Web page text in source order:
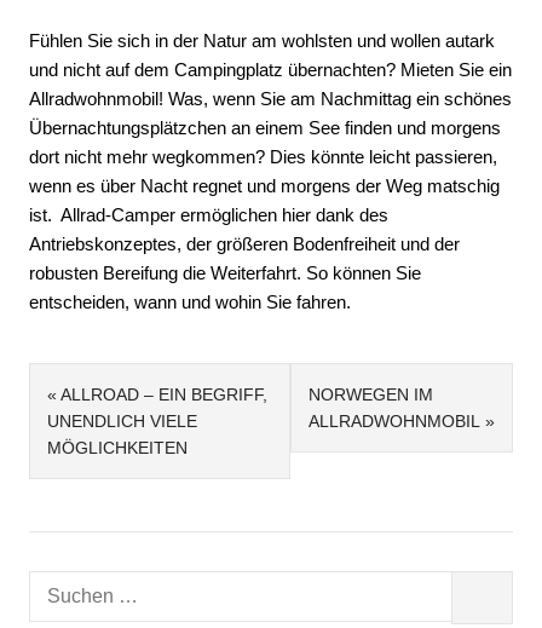
Fühlen Sie sich in der Natur am wohlsten und wollen autark
und nicht auf dem Campingplatz übernachten? Mieten Sie ein
Allradwohnmobil! Was, wenn Sie am Nachmittag ein schönes
Übernachtungsplätzchen an einem See finden und morgens
dort nicht mehr wegkommen? Dies könnte leicht passieren,
wenn es über Nacht regnet und morgens der Weg matschig
ist. Allrad-Camper ermöglichen hier dank des
Antriebskonzeptes, der größeren Bodenfreiheit und der
robusten Bereifung die Weiterfahrt. So können Sie
entscheiden, wann und wohin Sie fahren.
Beitragsnavigation
ALLROAD – EIN BEGRIFF,
UNENDLICH VIELE
MÖGLICHKEITEN
NORWEGEN IM
ALLRADWOHNMOBIL
u